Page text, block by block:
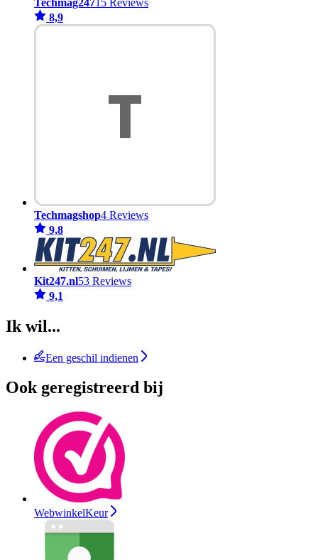
8,9
Techmagshop4 Reviews
9,8
Kit247.nl53 Reviews
9,1
Ik wil...
Een geschil indienen
Ook geregistreerd bij
WebwinkelKeur